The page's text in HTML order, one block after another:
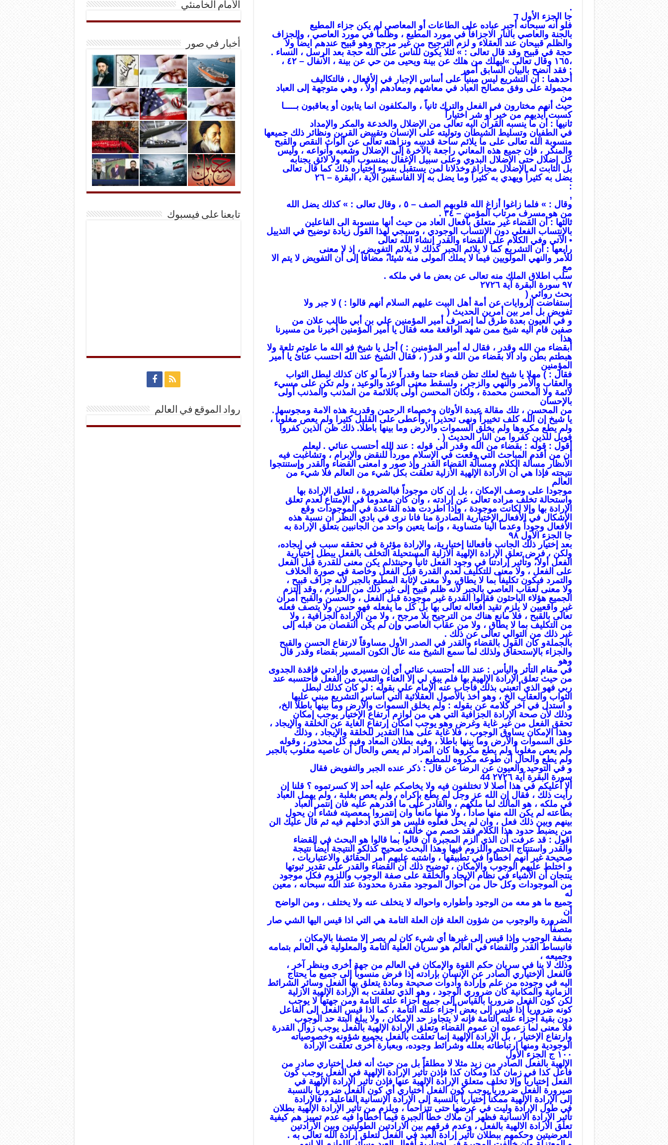
.
جا الجزء الأول ד
فلو أنه سبحانه أجبر عباده على الطاعات أو المعاصي لم يكن جزاء المطيع
بالجنة والعاصي بالنار الاجزافاً في مورد المطيع ، وظلماً في مورد العاصي ، والجزاف
والظلم قبيحان عند العقلاء و لزم الترجيح من غير مرجح وهو قبيح عندهم ايضاً ولا
حجة في قبيح وقد قال تعالى : » لثلا يكون للناس على الله حجة بعد الرسل ، النساء .
،١٦٥ وقال تعالى »ليهلك من هلك عن بينة ويحيى من حي عن بينة ، الأنفال – ٤٢ ،
: فقد انضح بالبيان السابق أمور
أحدهما : أن التشريع ليس مبنياً على أساس الإجبار في الأفعال ، فالتكاليف
مجمولة على وفق مصالح العباد في معاشهم ومعادهم أولاً ، وهي متوجهة إلى العباد
من
حيث أنهم مختارون في الفعل والترك ثانياً ، والمكلفون انما يتابون أو يعاقبون بـــــا
کسبت أيديهم من خير أو شر اختياراً
ثانيها : أن ما ينسبه القرآن اليه تعالى من الإضلال والخدعة والمكر والإمداد
في الطفيان وتسليط الشيطان وتوليته على الإنسان وتقييض القرين ونظائر ذلك جميعها
منسوبة الله تعالى على ما يلائم ساحة قدسه ونزاهته تعالى عن ألواث النقص والقبح
والمنكر ، فإن جميع هذه المعاني راجعة بالآخرة إلى الإضلال وشعبه وأنواعه ، وليس
كل إضلال حتى الإضلال البدوي وعلى سبيل الإغفال بمنسوب اليه ولا لائق يجنابه
بل الثابت له الإضلال مجازاة وخذلانا لمن يستقبل بسوء إختياره ذلك كما قال تعالى
يضل به كثيراً ويهدي به كثيراً وما يضل به إلا الفاسقين الآية ، البقرة – ٢٦
:
,
وقال : » فلما زاغوا أزاغ الله قلوبهم الصف – ٥ ، وقال تعالى : » كذلك يضل الله
من هو مسرف مرتاب المؤمن – ٣٤ .
ثالثها : أن القضاء غير متعلق بأفعال العاد من حيث أنها منسوبة الى الفاعلين
بالإنتساب الفعلي دون الإنتساب الوجودي ، وسيجي لهذا القول زيادة توضيح في التذييل
• الآتي وفي الكلام على القضاء والقدر إنشاء الله تعالى
رابعها : أن التشريع كما لا يلائم الجبر كذلك لا يلائم التفويض ، إذ لا معنى
للأمر والنهي المولويين فيما لا يملك المولى منه شيئا،ً مضافاً إلى أن التفويض لا يتم الا
مع
سلب اطلاق الملك منه تعالى عن بعض ما في ملكه .
۹۷ سورة البقرة آية ٢٧٢٦
بحث روائي (
إستفاضت الروايات عن أمة أهل البيت عليهم السلام أنهم قالوا : ) لا جبر ولا
تفويض بل أمر بين أمرين الحديث (
و في العيون بعدة طرق لما إنصرف أمير المؤمنين علي بن أبي طالب علان من
صفين قام اليه شيخ ممن شهد الواقعة معه فقال يا أمير المؤمنين أخبرنا من مسيرنا
هذا
أبقضاء من الله وقدر ، فقال له أمير المؤمنين : ) أجل يا شيخ فو الله ما علوتم تلعة ولا
هبطتم بطن واد الا بقضاء من الله و قدر ( ، فقال الشيخ عند الله احتسب عنائ يا أمير
المؤمنين
فقال : ) مهلا يا شيخ لعلك تظن قضاء حتما وقدراً لازماً لو كان كذلك لبطل الثواب
والعقاب والأمر والنهي والزجر ، ولسقط معنى الوعد والوعيد ، ولم تكن على مسيء
لائمة ولا المحسن محمدة ، ولكان المحسن أولى باللائمة من المذنب والمذنب أولى
بالإحسان
من المحسن ، تلك مقالة عبدة الأوثان وخصماء الرحمن وقدرية هذه الامة ومجوسها .
يا شيخ إن الله كلف تخييراً ونهى تحذيرا ، وأعطى على القليل كثيرا ولم يعص مغلوباً ،
ولم يطع مكروها ولم يخلق السموات والأرض وما بينها باطلا. ذلك ظن الذين كفروا
فويل للذين كفروا من النار الحديث ( .
أقول : قوله : بقضاء من الله وقدر الى قوله : عند الله أحتسب عنائي . ليعلم
أن من أقدم المباحث التي وقعت في الإسلام مورداً للنقض والإبرام ، وتشاغبت فيه
الأنظار مسألة الكلام ومسألة القضاء القدر وإذ صور و امعنى القضاء والقدر وإستنتجوا
نتیجته فإذا هي أن الارادة الإلهية الأزلية تعلقت بكل شيء من العالم فلا شيء من
العالم
موجودا على وصف الإمكان ، بل إن كان موجوداً فبالضرورة ، لتعلق الإرادة بها
واستحالة تخلف مراده تعالى عن إرادته ، وان كان معدوماً في الإمتناع لعدم تعلق
الإرادة بها وإلا لكانت موجودة ، وإذا اطردت هذه القاعدة في الموجودات وقع
الإشكال في الأفعال الإختيارية الصادرة منا فانا نرى في بادي النظر أن نسبة هذه
الافعال وجوداً وعدماً الينا متساوية ، وإنما يتعين واحد من الجانبين بتعلق الإرادة به
جا الجزء الأول ۹۸
بعد إختيار ذلك الجانب فأفعالنا إختيارية، والإرادة مؤثرة في تحققه سبب في إيجاده،
ولكن ، فرض تعلق الإرادة الإلهية الأزلية المستحيلة التخلف بالفعل يبطل إختيارية
الفعل أولا،ً وتأثير إرادتنا في وجود الفعل ثانياً وحينئذلم يكن معنى للقدرة قبل الفعل
على الفعل ، ولا معنى للتكليف لعدم القدرة قبل الفعل وخاصة في صورة الخلاف
والتمرد فيكون تكليفاً بما لا يطاق، ولا معنى لإثابة المطيع بالجبر لأنه جزاف قبيح ،
ولا معنى لعقاب العاصي بالجبر لأنه ظلم قبيح إلى غير ذلك من اللوازم ، وقد إلتزم
الجميع هؤلاء الباحثون فقالوا القدرة غير موجودة قبل الفعل ، والحسن والقبح أمران
غير واقعيين لا يلزم تقيد أفعاله تعالى بها بل كل ما يفعله فهو حسن ولا يتصف فعله
تعالى بالقبح ، فلا مانع هناك من الترجيح بلا مرجح ، ولا من الإرادة الجزافية ، ولا
من التكليف بما لا يطاق ، ولا من عقاب العاصي وإن لم يكن النقصان من قبله إلى
غير ذلك من التوالي تعالى عن ذلك .
بالجملةو كان القول بالقضاء والقدر في الصدر الأول مساوقاً لارتفاع الحسن والقبح
والجزاء بالإستحقاق ولذلك لما سمع الشيخ منه عال الكون المسير بقضاء وقدر قال
وهو
في مقام التأثر واليأس : عند الله أحتسب عنائي أي إن مسيري وإرادتي فاقدة الجدوى
من حيث تعلق الإرادة الإلهية بها فلم يبق لي إلا العناء والتعب من الفعل فأحتسبه عند
ربي فهو الذي أتعبني بذلك فأجاب عنه الإمام علي بقوله : لو كان كذلك لبطل
الثواب والعقاب الخ ، وهو أخذ بالأصول العقلائية التي أساس التشريع مبني عليها
و استدل في آخر كلامه عن بقوله : ولم يخلق السموات والأرض وما بينها باطلا الخ،
وذلك لأن صحة الإرادة الجزافية التي هي من لوازم ارتفاع الإختيار يوجب إمكان
تحقق الفعل من غير غاية وغرض وهو يوجب امكان إرتفاع الغاية عن الخلقة والإيجاد ،
وهذا الإمكان يساوق الوجوب ، فلا غاية على هذا التقدير للخلقة والإيجاد ، وذلك
خلق السموات والأرض وما بينها باطلا ، وفيه بطلان المعاد وفيه كل محذور ، وقوله
ولم يعص مغلوباً ولم يطع مكروها كان المراد لم يعص والحال أن عاصيه مغلوب بالجبر
ولم يطع والحال أن طوعه مكروه للمطيع .
و في التوحيد والعيون عن الرضا عن قال : ذكر عنده الجبر والتفويض فقال
سورة البقرة آية ٢٧٢٦ 44
ألا أعليكم في هذا أصلا لا تختلفون فيه ولا يخاصكم عليه أحد إلا كسرتموه ؟ قلنا إن
رأيت ذلك ، فقال إن الله عز وجل لم يطع بإكراه ، ولم يعص بغلبة ، ولم يهمل العباد
في ملكه ، هو المالك لما ملكهم ، والقادر على ما أقدرهم عليه فان إنتمر العباد
بطاعته لم يكن الله منها صاداً ، ولا منها مانعاً وان إنتمروا بمعصيته فشاء أن يحول
بينهم وبين ذلك فعل ، وان لم يحل فعلوه فليس هو الذي أدخلهم فيه ثم قال عليك الن
من يضبط حدود هذا الكلام فقد خصم من خالفه .
اقول : قد عرفت أن الذي ألزم المجبرة أن قالوا بما قالوا هو البحث في القضاء
والقدر واستنتاج الحتم واللزوم فيها وهذا البحث صحيح كذلكو النتيجة أيضاً نتيجة
صحيحة غير أنهم اخطأوا في تطبيقها ، واشتبه عليهم أمر الحقائق والاعتباريات ،
و اختلط عليهم الوجوب والإمكان ، توضيح ذلك أن القضاء والقدر على تقدير ثبوتها
ينتجان أن الأشياء في نظام الإيجاد والخلقة على صفة الوجوب واللزوم فكل موجود
من الموجودات وكل حال من أحوال الموجود مقدرة محدودة عند الله سبحانه ، معين
له
جميع ما هو معه من الوجود وأطواره واحواله لا يتخلف عنه ولا يختلف ، ومن الواضح
أن
الضرورة والوجوب من شؤون العلة فإن العلة التامة هي التي اذا قيس اليها الشي صار
متصفاً
بصفة الوجوب وإذا قيس إلى غيرها أي شيء كان لم يصر إلا متصفا بالإمكان ،
فانبساط القدر والقضاء في العالم هو سريان العلية التامة والمعلولية في العالم بتمامه
وجميعه ،
وذلك لا ينا في سريان حكم القوة والإمكان في العالم من جهة أخرى وبنظر آخر ،
فالفعل الإختياري الصادر عن الإنسان بإرادته إذا فرض منسوباً إلى جميع ما يحتاج
اليه في وجوده من علم وإرادة وأدوات صحيحة ومادة يتعلق بها الفعل وسائر الشرائط
الزمانية والمكانية كان ضروري الوجود ، وهو الذي تعلقت به الإرادة الإلهية الأزلية
لكن كون الفعل ضروريا بالقياس إلى جميع أجزاء علته التامة ومن جهتها لا يوجب
کونه ضرورياً إذا قيس إلى بعض أجزاء علته التامة ، كما اذا قيس الفعل إلى الفاعل
دون بقية أجزاء علته التامة فإنه لا يتجاوز حد الإمكان ، ولا يبلغ البتة حد الوجوب
فلا معنى لما زعموه أن عموم القضاء وتعلق الإرادة الإلهية بالفعل يوجب زوال القدرة
وارتفاع الإختيار ، بل الإرادة الإلهية إنما تعلقت بالفعل يجميع شؤونه وخصوصياته
الوجودية ومنها ارتباطاته بعلله وشرائط وجوده، وبعبارة أخرى تعلقت الإرادة
۱۰۰ ج الجزء الأول
الإلهية بالفعل الصادر من زيد مثلا لا مطلقاً بل من حيث أنه فعل إختياري صادر من
فاعل كذا في زمان كذا ومكان كذا فإذن تأثير الإرادة الإلهية في الفعل يوجب كون
الفعل إختيارياً وإلا تخلف متعلق الإرادة الإلهية عنها فإذن تأثير الإرادة الإلهية في
صيرورة الفعل ضرورياً يوجب كون الفعل اختياري أي كون الفعل ضرورياً بالنسبة
إلى الإرادة الإلهية ممكناً إختيارياً بالنسبة إلى الإرادة الإنسانية الفاعلية ، فالإرادة
في طول الإرادة وليت في عرضها حتى تتزاحما ، ويلزم من تأثير الإرادة الإلهية بطلان
تأثير الإرادة الانسانية فظهر أن ملاك خطأ الجبرة فيما أخطأوا فيه عدم تمييز هم كيفية
تعلق الارادة الالهية بالفعل ، وعدم فرقهم بين الارادتين الطوليتين وبين الأرادتين
العرضيتين وحكمهم ببطلان تأثير إرادة العبد في الفعل لتعلق إرادة الله تعالى به .
الأمام الخامنئي
أخبار في صور
تابعنا على فيسبوك
رواد الموقع في العالم